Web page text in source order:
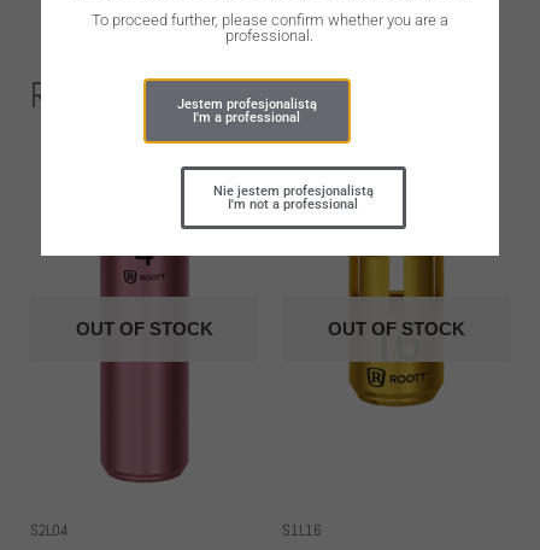
Related Products
OUT OF STOCK
S2L04
OUT OF STOCK
S1L16
To proceed further, please confirm whether you are a
professional.
Jestem profesjonalistą
I'm a professional
Nie jestem profesjonalistą
I'm not a professional